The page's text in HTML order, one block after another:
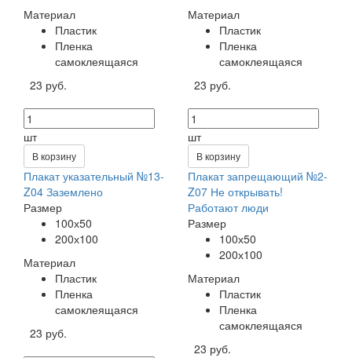
Материал
Пластик
Пленка
самоклеящаяся
23 руб.
шт
В корзину
Материал
Пластик
Пленка
самоклеящаяся
23 руб.
шт
В корзину
Плакат указательный №13-
Z04 Заземлено
Размер
100х50
200х100
Материал
Пластик
Пленка
самоклеящаяся
23 руб.
Плакат запрещающий №2-
Z07 Не открывать!
Работают люди
Размер
100х50
200х100
Материал
Пластик
Пленка
самоклеящаяся
23 руб.